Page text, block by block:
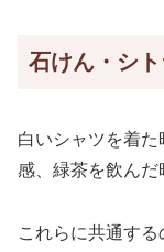
石けん・シ
白いシャツを着
感、緑茶を飲んだ
これらに共通する